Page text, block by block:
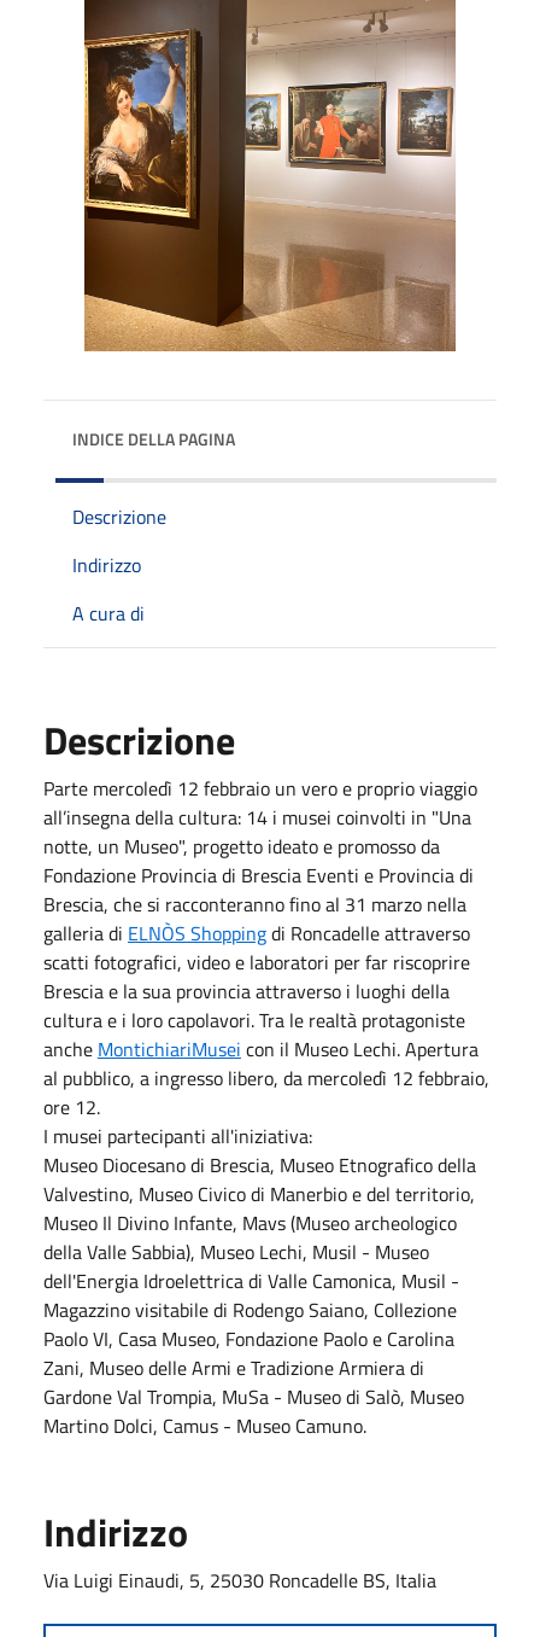
INDICE DELLA PAGINA
Descrizione
Indirizzo
A cura di
Descrizione
Parte mercoledì 12 febbraio un vero e proprio viaggio
all’insegna della cultura: 14 i musei coinvolti in "Una
notte, un Museo", progetto ideato e promosso da
Fondazione Provincia di Brescia Eventi e Provincia di
Brescia, che si racconteranno fino al 31 marzo nella
galleria di ELNÒS Shoppingdi Roncadelle attraverso
scatti fotografici, video e laboratori per far riscoprire
Brescia e la sua provincia attraverso i luoghi della
cultura e i loro capolavori. Tra le realtà protagoniste
anche MontichiariMusei con il Museo Lechi. Apertura
al pubblico, a ingresso libero, da mercoledì 12 febbraio,
ore 12.
I musei partecipanti all'iniziativa:
Museo Diocesano di Brescia, Museo Etnografico della
Valvestino, Museo Civico di Manerbio e del territorio,
Museo Il Divino Infante, Mavs (Museo archeologico
della Valle Sabbia), Museo Lechi, Musil - Museo
dell'Energia Idroelettrica di Valle Camonica, Musil -
Magazzino visitabile di Rodengo Saiano, Collezione
Paolo VI, Casa Museo, Fondazione Paolo e Carolina
Zani, Museo delle Armi e Tradizione Armiera di
Gardone Val Trompia, MuSa - Museo di Salò, Museo
Martino Dolci, Camus - Museo Camuno.
Indirizzo
Via Luigi Einaudi, 5, 25030 Roncadelle BS, Italia